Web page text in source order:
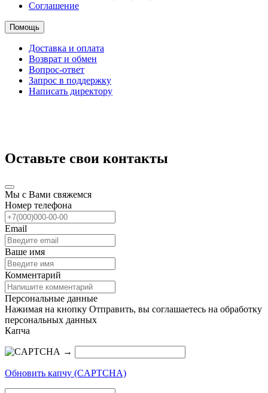
Соглашение
Помощь
Доставка и оплата
Возврат и обмен
Вопрос-ответ
Запрос в поддержку
Написать директору
Оставьте свои контакты
Мы с Вами свяжемся
Номер телефона
Email
Ваше имя
Комментарий
Персональные данные
Нажимая на кнопку Отправить, вы соглашаетесь на обработку
персональных данных
Капча
→
Обновить капчу (CAPTCHA)